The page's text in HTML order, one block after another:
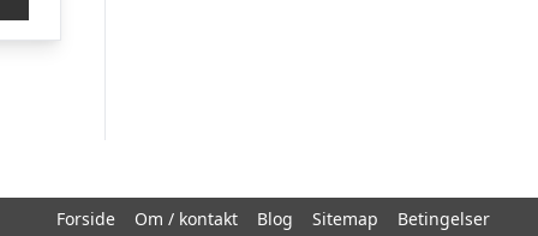
Forside Om / kontakt Blog Sitemap Betingelser